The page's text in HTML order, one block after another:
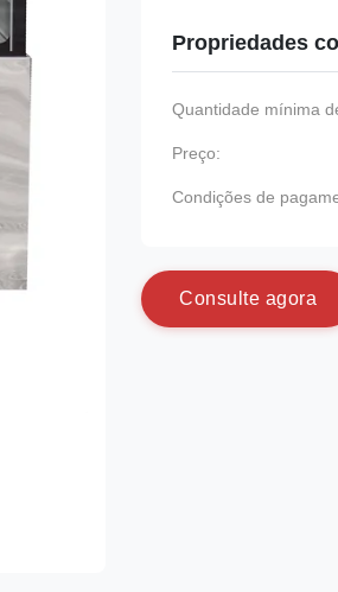
Propriedades
Quantidade mínima
Preço:
Condições de
Consu te agora